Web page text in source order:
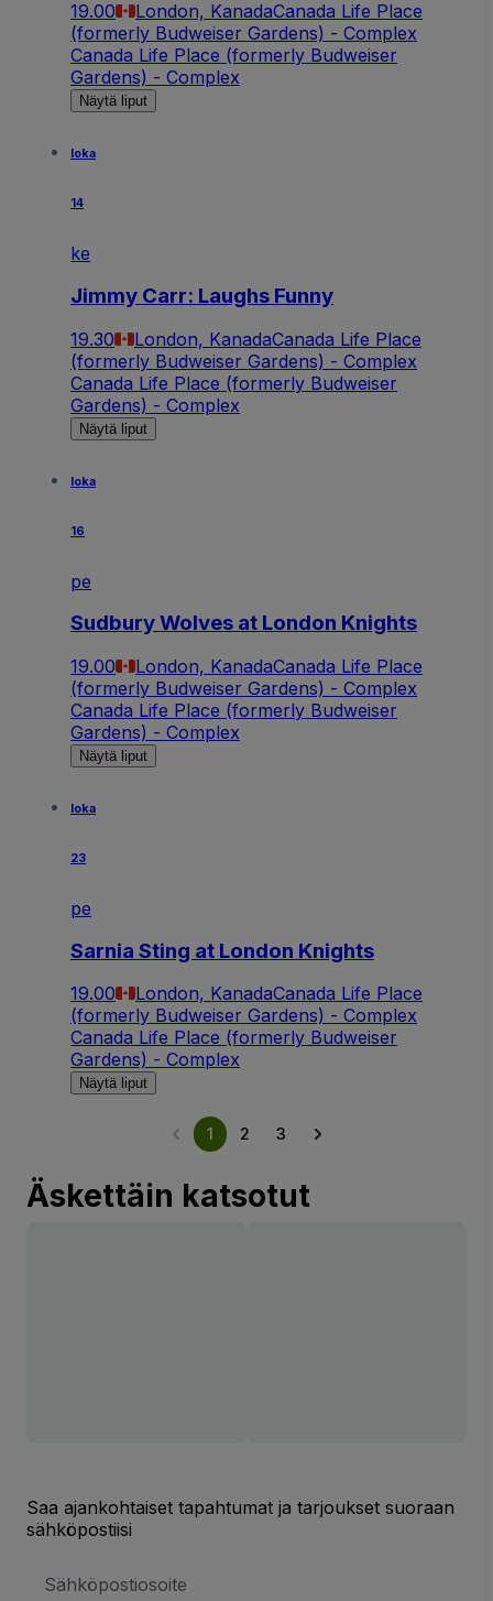
19.00 London, KanadaCanada Life Place
(formerly Budweiser Gardens) - Complex
Canada Life Place (formerly Budweiser
Gardens) - Complex
Näytä liput
loka
14
ke
Jimmy Carr: Laughs Funny
19.30 London, KanadaCanada Life Place
(formerly Budweiser Gardens) - Complex
Canada Life Place (formerly Budweiser
Gardens) - Complex
Näytä liput
loka
16
pe
Sudbury Wolves at London Knights
19.00 London, KanadaCanada Life Place
(formerly Budweiser Gardens) - Complex
Canada Life Place (formerly Budweiser
Gardens) - Complex
Näytä liput
loka
23
pe
Sarnia Sting at London Knights
19.00 London, KanadaCanada Life Place
(formerly Budweiser Gardens) - Complex
Canada Life Place (formerly Budweiser
Gardens) - Complex
Näytä liput
1 2 3
Äskettäin katsotut
Saa ajankohtaiset tapahtumat ja tarjoukset suoraan
sähköpostiisi